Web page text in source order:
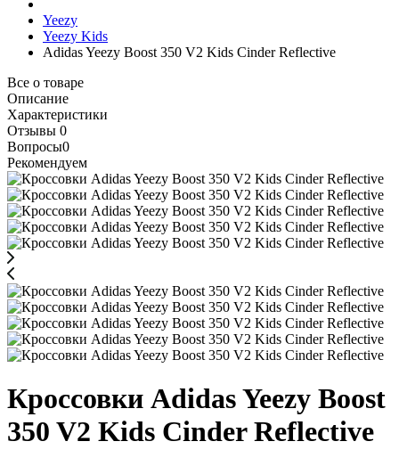
Yeezy
Yeezy Kids
Adidas Yeezy Boost 350 V2 Kids Cinder Reflective
Все о товаре
Описание
Характеристики
Отзывы 0
Вопросы0
Рекомендуем
Кроссовки Adidas Yeezy Boost
350 V2 Kids Cinder Reflective